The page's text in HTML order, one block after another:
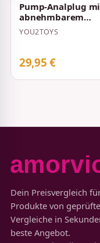
Pump-Analplug
abnehmbarem
Schlauch &amp;
Metallkugel
YOU2TOYS
29,95 €
Dein Preisvergleich
Produkte von
Vergleiche in
beste Angebot.